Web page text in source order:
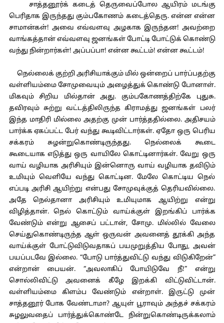
சாத்தனூர்க் கடைத் தெருவைப்போல ஆயிரம் மடங்கு
பெரிதாக இருந்தது கும்பகோணம் கடைத்தெரு. என்ன என்ன
சாமான்கள்! அவை எவ்வளவு அழகாக இருந்தன! அவற்றை
வாங்கத்தான் எவ்வளவு ஜனங்கள் போட்டி போட்டுக் கொண்டு
வந்து நின்றார்கள்! அப்பப்பா! என்ன கூட்டம்! என்ன கூட்டம்!
நெல்லைக் குற்றி அரிசியாக்கும் மில் ஒன்றைப் பார்ப்பதற்கு
வள்ளியம்மை சோமுவையும் அழைத்துக் கொண்டு போனாள்.
மிகவும் சிறிய மில்தான் அது. கும்பகோணத்திற்கே புதுசு.
தவிரவும் சுற்று வட்டத்திலிருந்த கிராமத்து ஜனங்கள் பலர்
இந்த மாதிரி மில்லை அதற்கு முன் பார்த்ததில்லை. அதிசயம்
பார்க்க ஏகப்பட்ட பேர் வந்து கூடிவிட்டார்கள். ஏதோ ஒரு பெரிய
சக்கரம் சுழன்றுகொண்டிருந்தது. நெல்லைக் கூடை
கூடையாக எடுத்து ஒரு வாயிலே கொட்டினார்கள். வேறு ஒரு
வாய் வழியாக அரிசியும் இன்னொரு வாய் வழியாக தவிடும்
உமியும் வெளியே வந்து கொட்டின. மேலே கொட்டிய நெல்
எப்படி அரிசி ஆயிற்று என்பது சோமுவுக்குத் தெரியவில்லை.
அதே நெல்தானா அரிசியும் உமியுமாக ஆயிற்று என்று
விழித்தான். நெல் கொட்டும் வாய்க்குள் இறங்கிப் பார்க்க
வேண்டும் என்று ஆசைப் பட்டான், சோமு. மில்லில் வேலை
செய்துகொண்டிருந்த ஆள் ஒருவன் அவனைத் தூக்கி அந்த
வாய்க்குள் போட்டுவிடுவதாகப் பயமுறுத்திய போது, அவன்
பயப்படவே இல்லை. “போடு பார்த்துவிட்டு வந்து விடுகிறேன்”
என்றான் பையன். “அவலாகிப் போயிடுவே நீ!” என்று
சொல்லிவிட்டு அவனைக் கீழே இறக்கி விட்டுவிட்டான்.
வள்ளியம்மை கிளம்ப வேண்டும் என்றாள். இருட்டு முன்
சாத்தனூர் போக வேண்டாமா? ஆயுள் பூராவும் அந்தச் சக்கரம்
சுழலுவதைப் பார்த்துக்கொண்டே நின்றுகொண்டிருக்கலாம்